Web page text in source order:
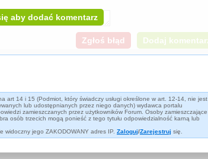
aby dodać komentarz
art 14 i 15 (Podmiot, który świadczy usługi określone w art. 12-14, nie jest
lub udostępnianych przez niego danych) wydawca portalu
zamieszczanych przez użytkowników Forum. Osoby zamieszczające
osób trzecich mogą ponieść z tego tytułu odpowiedzialność karną lub
widoczny jego ZAKODOWANY adres IP. Zaloguj/Zarejestruj się.